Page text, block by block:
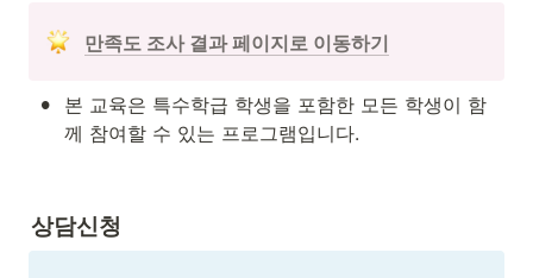
만족도 조사 결과 페이지로 이동하기
•
본 교육은 특수학급 학생을 포함한 모든 학생이 함
께 참여할 수 있는 프로그램입니다.
상담신청